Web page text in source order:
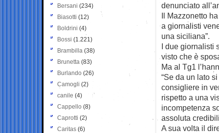
denunciato
Il Mazzonetto
a giornalisti
una siciliana”.
I due giornalisti
visto che è
Ma al Tg1
“Se da un lato
consigliere in
rispetto a una
incompetenza
assoluta
A sua volta il
Bersani (234)
Biasotti (12)
Boldrini (4)
Bossi (1.221)
Brambilla (38)
Brunetta (83)
Burlando (26)
Camogli (2)
canile (4)
Cappello (8)
Caprotti (2)
Caritas (6)